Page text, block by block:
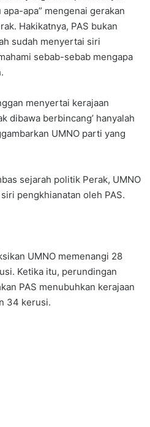
apa” mengenai gerakan
Hakikatnya, PAS bukan
sudah menyertai siri
sebab-sebab mengapa
menyertai kerajaan
dibawa berbincang’ hanyalah
UMNO parti yang
sejarah politik Perak, UMNO
pengkhianatan oleh PAS.
UMNO memenangi 28
Ketika itu, perundingan
PAS menubuhkan kerajaan
34 kerusi.